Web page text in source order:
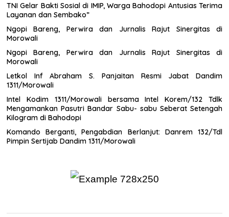
TNI Gelar Bakti Sosial di IMIP, Warga Bahodopi Antusias Terima
Layanan dan Sembako”
Ngopi Bareng, Perwira dan Jurnalis Rajut Sinergitas di
Morowali
Ngopi Bareng, Perwira dan Jurnalis Rajut Sinergitas di
Morowali
Letkol Inf Abraham S. Panjaitan Resmi Jabat Dandim
1311/Morowali
Intel Kodim 1311/Morowali bersama Intel Korem/132 Tdlk
Mengamankan Pasutri Bandar Sabu- sabu Seberat Setengah
Kilogram di Bahodopi
Komando Berganti, Pengabdian Berlanjut: Danrem 132/Tdl
Pimpin Sertijab Dandim 1311/Morowali